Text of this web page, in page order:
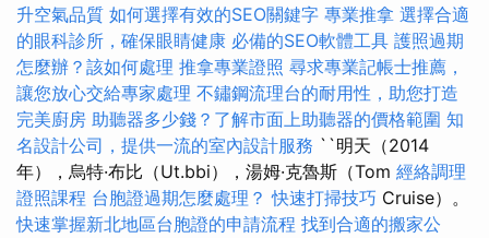
升空氣品質 如何選擇有效的SEO關鍵字 專業推拿 選擇合適
的眼科診所，確保眼睛健康 必備的SEO軟體工具 護照過期
怎麼辦？該如何處理 推拿專業證照 尋求專業記帳士推薦，
讓您放心交給專家處理 不鏽鋼流理台的耐用性，助您打造
完美廚房 助聽器多少錢？了解市面上助聽器的價格範圍 知
名設計公司，提供一流的室內設計服務 ``明天（2014
年），烏特·布比（Ut.bbi），湯姆·克魯斯（Tom 經絡調理
證照課程 台胞證過期怎麼處理？ 快速打掃技巧 Cruise）。
快速掌握新北地區台胞證的申請流程 找到合適的搬家公